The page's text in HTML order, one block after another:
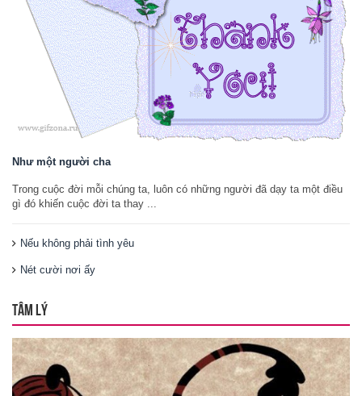
Như một người cha
Trong cuộc đời mỗi chúng ta, luôn có những người đã dạy ta một điều
gì đó khiến cuộc đời ta thay ...
Nếu không phải tình yêu
Nét cười nơi ấy
TÂM LÝ